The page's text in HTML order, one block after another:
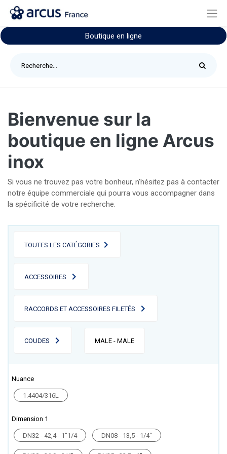
Boutique en ligne
Bienvenue sur la
boutique en ligne Arcus
inox
Si vous ne trouvez pas votre bonheur, n'hésitez pas à contacter
notre équipe commerciale qui pourra vous accompagner dans
la spécificité de votre recherche.
TOUTES LES CATÉGORIES
ACCESSOIRES
RACCORDS ET ACCESSOIRES FILETÉS
COUDES MALE - MALE
Nuance
1.4404/316L
Dimension 1
DN32 - 42,4 - 1''1/4 DN08 - 13,5 - 1/4''